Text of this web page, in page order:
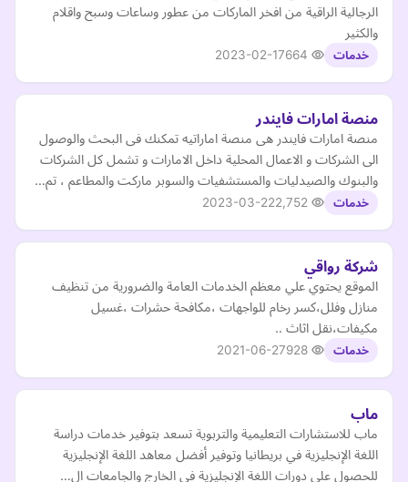
الرجالية الراقية من افخر الماركات من عطور وساعات وسبح واقلام
والكثير
خدمات 2023-02-17
منصة امارات فايندر
منصة امارات فايندر هى منصة اماراتيه تمكنك فى البحث والوصول
الى الشركات و الاعمال المحلية داخل الامارات و تشمل كل الشركات
والبنوك والصيدليات والمستشفيات والسوبر ماركت والمطاعم ، تم…
خدمات 2023-03-22
شركة رواقي
الموقع يحتوي علي معظم الخدمات العامة والضرورية من تنظيف
منازل وفلل،كسر رخام للواجهات ،مكافحة حشرات ،غسيل
مكيفات،نقل اثاث ..
خدمات 2021-06-27
ماب
ماب للاستشارات التعليمية والتربوية تسعد بتوفير خدمات دراسة
اللغة الإنجليزية في بريطانيا وتوفير أفضل معاهد اللغة الإنجليزية
للحصول على دورات اللغة الإنجليزية في الخارج والجامعات ال…